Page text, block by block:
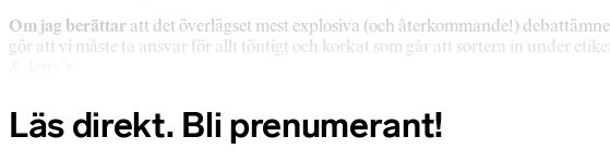
Om jag berättar att det överlägset mest explosiva (och återkommande!)
gör att vi måste ta ansvar för allt töntigt och korkat som går att sortera in under
Läs direkt. Bli prenumerant!